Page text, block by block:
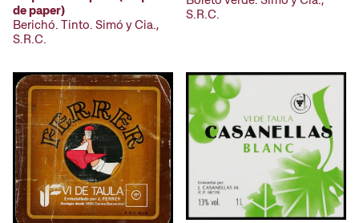
de paper)
Berichó. Tinto. Simó y Cia.,
S.R.C.
S.R.C.